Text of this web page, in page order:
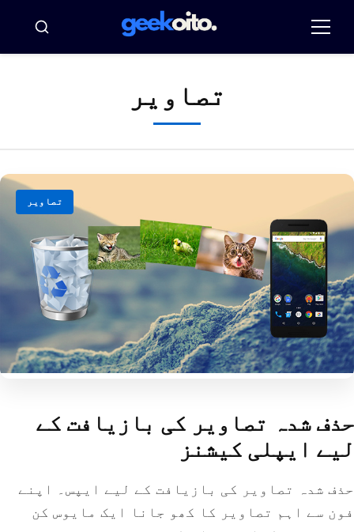
paraمینو بسکار
تصاویر
تصاویر
حذف شدہ تصاویر کی بازیافت کے
لیے ایپلی کیشنز
حذف شدہ تصاویر کی بازیافت کے لیے ایپس۔ اپنے
فون سے اہم تصاویر کا کھو جانا ایک مایوس کن